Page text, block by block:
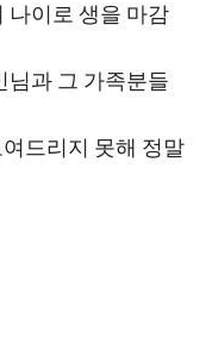
나이로 생을 마감
님과 그 가족분들
드리지 못해 정말